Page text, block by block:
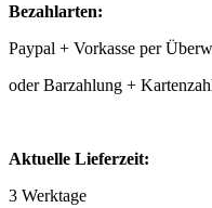
Bezahlarten:
Paypal + Vorkasse per
oder Barzahlung +
Aktuelle Lieferzeit:
3 Werktage